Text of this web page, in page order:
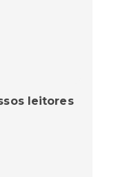
leitores